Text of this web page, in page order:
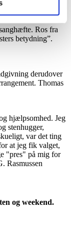
Ros fra
betydning”.
derudover
Thomas
hjælpsomhed. Jeg
stenhugger,
var det ting
at jeg fik valget,
"pres" på mig for
Rasmussen
og weekend.